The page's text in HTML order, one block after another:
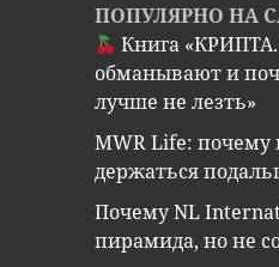
ПОПУЛЯРНО НА
Книга
обманывают и
лучше не лезть»
MWR Life: почему
держаться
Почему NL
пирамида, но не